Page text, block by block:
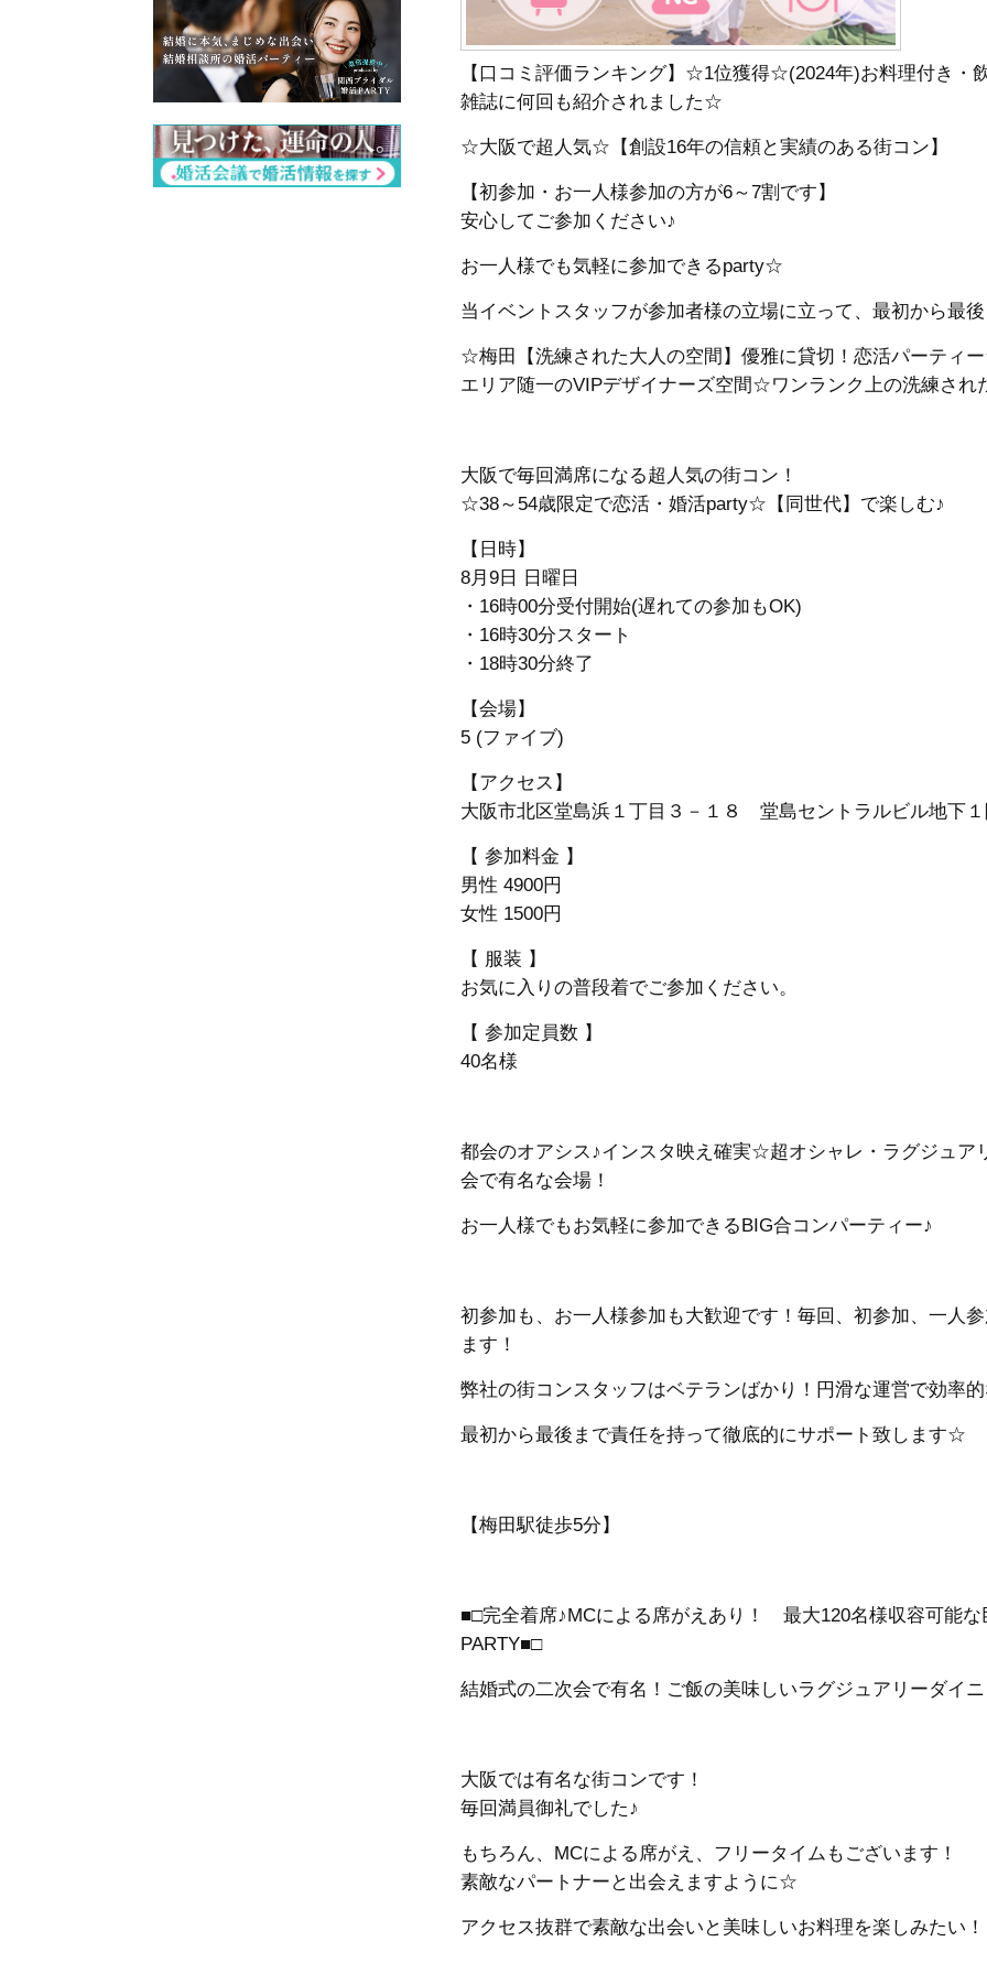
【口コミ評価ランキング】☆1位獲得☆(2024年)お料理付き・
雑誌に何回も紹介されました☆
☆大阪で超人気☆【創設16年の信頼と実績のある街コン】
【初参加・お一人様参加の方が6～7割です】
安心してご参加ください♪
お一人様でも気軽に参加できるparty☆
当イベントスタッフが参加者様の立場に立って、最初から最
☆梅田【洗練された大人の空間】優雅に貸切！恋活パーティ
エリア随一のVIPデザイナーズ空間☆ワンランク上の洗練され
大阪で毎回満席になる超人気の街コン！
☆38～54歳限定で恋活・婚活party☆【同世代】で楽しむ♪
【日時】
8月9日 日曜日
・16時00分受付開始(遅れての参加もOK)
・16時30分スタート
・18時30分終了
【会場】
5 (ファイブ)
【アクセス】
大阪市北区堂島浜１丁目３－１８ 堂島セントラルビル地下
【 参加料金 】
男性 4900円
女性 1500円
【 服装 】
お気に入りの普段着でご参加ください。
【 参加定員数 】
40名様
都会のオアシス♪インスタ映え確実☆超オシャレ・ラグジュア
会で有名な会場！
お一人様でもお気軽に参加できるBIG合コンパーティー♪
初参加も、お一人様参加も大歓迎です！ 毎回、初参加、一人
ます！
弊社の街コンスタッフはベテランばかり！円滑な運営で効率
最初から最後まで責任を持って徹底的にサポート致します☆
【梅田駅徒歩5分】
■□完全着席♪MCによる席がえあり！ 最大120名様収容可能
PARTY■□
結婚式の二次会で有名！ご飯の美味しいラグジュアリーダイ
大阪では有名な街コンです！
毎回満員御礼でした♪
もちろん、MCによる席がえ、フリータイムもございます！
素敵なパートナーと出会えますように☆
アクセス抜群で素敵な出会いと美味しいお料理を楽しみたい